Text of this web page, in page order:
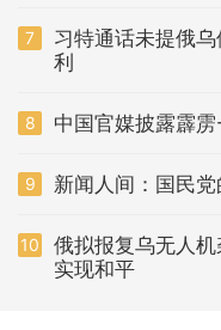
7
习特通话未提俄
利
8 中国官媒披露霹
9 新闻人间：国民
10
俄拟报复乌无人
实现和平